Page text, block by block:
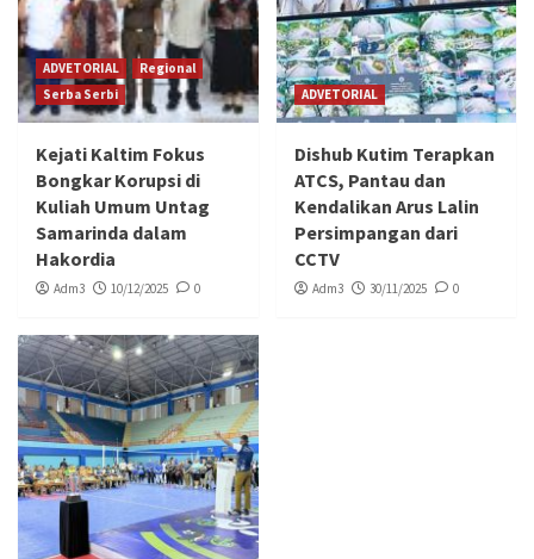
ADVETORIAL
Regional
Serba Serbi
Kejati Kaltim Fokus
Bongkar Korupsi di
Kuliah Umum Untag
Samarinda dalam
Hakordia
Adm3 10/12/2025 0
ADVETORIAL
Dishub Kutim Terapkan
ATCS, Pantau dan
Kendalikan Arus Lalin
Persimpangan dari
CCTV
Adm3 30/11/2025 0